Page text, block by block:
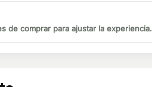
de comprar para ajustar la experiencia.